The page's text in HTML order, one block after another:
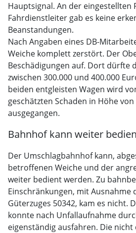
Hauptsignal. An der eingestellten
Fahrdienstleiter gab es keine
Beanstandungen.
Nach Angaben eines DB-
Weiche komplett zerstört. Der
Beschädigungen auf. Dort dürfte
zwischen 300.000 und 400.000
beiden entgleisten Wagen wird
geschätzten Schaden in Höhe
ausgegangen.
Bahnhof kann weiter
Der Umschlagbahnhof kann,
betroffenen Weiche und der
weiter bedient werden. Zu
Einschränkungen, mit Ausnahme
Güterzuges 50342, kam es nicht.
konnte nach Unfallaufnahme
eigenständig ausfahren. Die nicht